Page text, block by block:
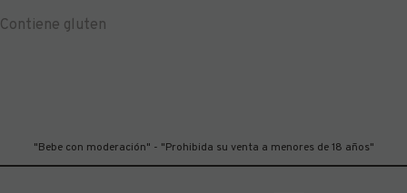
Contiene gluten
"Bebe con moderación" - "Prohibida su venta a menores de 18 años"